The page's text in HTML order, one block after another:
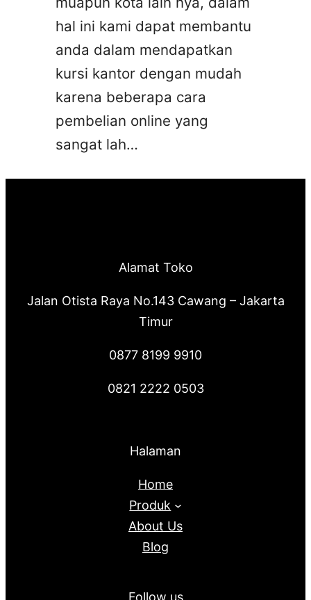
hal ini kami dapat membantu
anda dalam mendapatkan
kursi kantor dengan mudah
karena beberapa cara
pembelian online yang
sangat lah…
Alamat Toko
Jalan Otista Raya No.143 Cawang – Jakarta
Timur
0877 8199 9910
0821 2222 0503
Halaman
Home
Produk
About Us
Blog
Follow us